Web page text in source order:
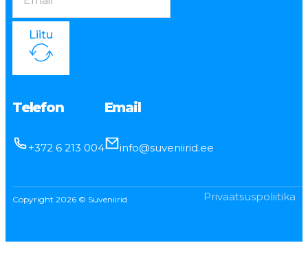
Liitu
Telefon
+372 6 213 004
Email
info@suveniirid.ee
Copyright 2026 © Suveniirid Privaatsuspoliitika